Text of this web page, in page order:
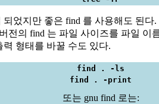
되었지만 좋은 find 를 사용해도 된다
전의 find 는 파일 사이즈를 파일 이
력 형태를 바꿀 수도 있다.
find . -ls
find . -print
또는 gnu find 로는: